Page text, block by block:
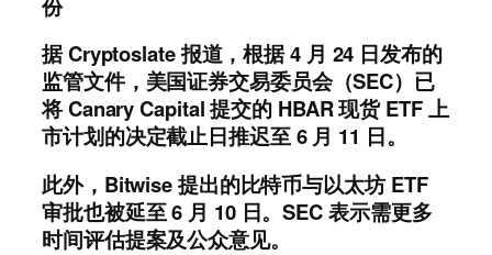
份
据 Cryptoslate 报道，根据 4 月 24 日发布的
监管文件，美国证券交易委员会（SEC）已
将 Canary Capital 提交的 HBAR 现货 ETF 上
市计划的决定截止日推迟至 6 月 11 日。
此外，Bitwise 提出的比特币与以太坊 ETF
审批也被延至 6 月 10 日。SEC 表示需更多
时间评估提案及公众意见。